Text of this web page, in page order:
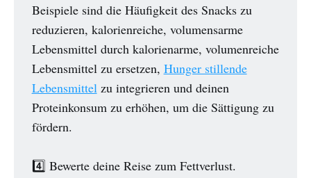
Beispiele sind die Häufigkeit des Snacks zu
reduzieren, kalorienreiche, volumensarme
Lebensmittel durch kalorienarme, volumenreiche
Lebensmittel zu ersetzen, Hunger stillende
Lebensmittelzu integrieren und deinen
Proteinkonsum zu erhöhen, um die Sättigung zu
fördern.
4️⃣ Bewerte deine Reise zum Fettverlust.